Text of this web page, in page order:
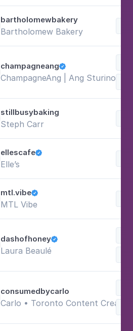
bartholomewbakery
Bartholomew Bakery
champagneang
ChampagneAng | Ang Sturino
stillbusybaking
Steph Carr
ellescafe
Elle’s
mtl.vibe
MTL Vibe
dashofhoney
Laura Beaulé
consumedbycarlo
Carlo • Toronto Content Creator